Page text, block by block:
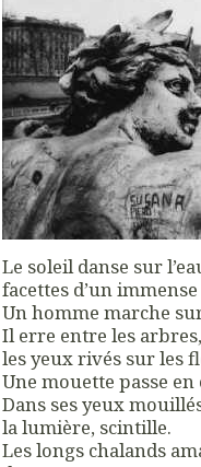
Le soleil danse sur
facettes d’un
Un homme marche
Il erre entre les
les yeux rivés sur les
Une mouette passe
Dans ses yeux
la lumière, scintille.
Les longs chalands